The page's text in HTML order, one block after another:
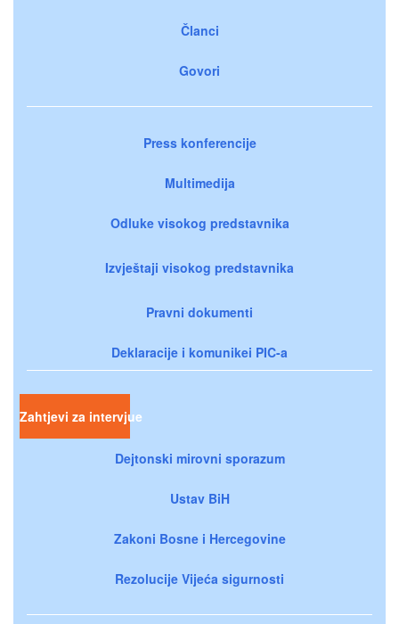
Članci
Govori
Press konferencije
Multimedija
Odluke visokog predstavnika
Izvještaji visokog predstavnika
Pravni dokumenti
Deklaracije i komunikei PIC-a
Zahtjevi za intervjue
Dejtonski mirovni sporazum
Ustav BiH
Zakoni Bosne i Hercegovine
Rezolucije Vijeća sigurnosti